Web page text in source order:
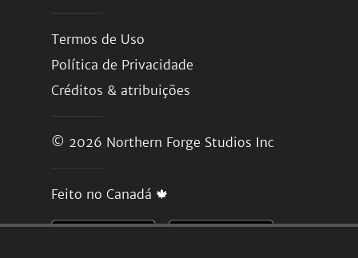
Termos de Uso
Política de Privacidade
Créditos & atribuições
© 2026 Northern Forge Studios Inc
Feito no Canadá 🍁